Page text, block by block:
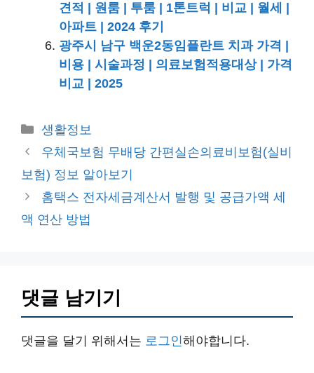
견적 | 원룸 | 투룸 | 1톤트럭 | 비교 | 월세 |
아파트 | 2024 후기
광주시 남구 백운2동임플란트 치과 가격 |
비용 | 시술과정 | 의료보험적용대상 | 가격
비교 | 2025
카
테
리
생활정보
우체국보험 무배당 간편실손의료비보험(실비
보험) 정보 알아보기
홈택스 전자세금계산서 발행 및 공급가액 세
액 연산 방법
댓글 남기기
댓글을 달기 위해서는 로그인해야합니다.